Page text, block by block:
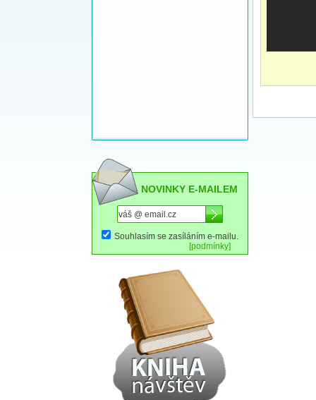
NOVINKY E-MAILEM
Souhlasím se zasíláním e-mailu.
[podmínky]